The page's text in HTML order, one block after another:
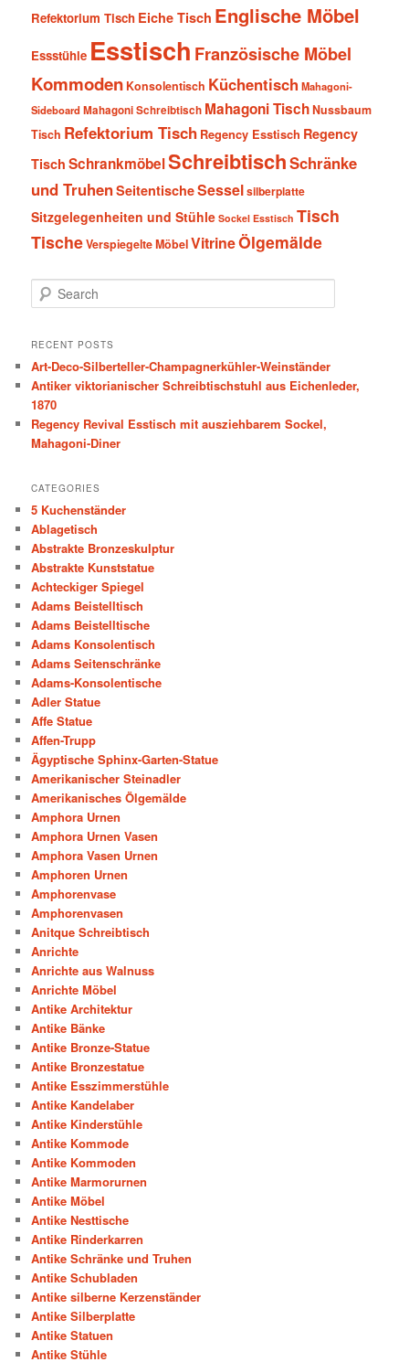
Refektorium Tisch Eiche Tisch Englische Möbel
Essstühle Esstisch Französische Möbel
Kommoden Konsolentisch Küchentisch Mahagoni-
SideboardMahagoni Schreibtisch Mahagoni TischNussbaum
Tisch Refektorium Tisch Regency Esstisch Regency
Tisch SchrankmöbelSchreibtischSchränke
und TruhenSeitentischeSesselsilberplatte
Sitzgelegenheiten und Stühle Sockel Esstisch Tisch
TischeVerspiegelte MöbelVitrineÖlgemälde
e
r
h
RECENT POSTS
Art-Deco-Silberteller-Champagnerkühler-Weinständer
Antiker viktorianischer Schreibtischstuhl aus Eichenleder,
1870
Regency Revival Esstisch mit ausziehbarem Sockel,
Mahagoni-Diner
CATEGORIES
5 Kuchenständer
Ablagetisch
Abstrakte Bronzeskulptur
Abstrakte Kunststatue
Achteckiger Spiegel
Adams Beistelltisch
Adams Beistelltische
Adams Konsolentisch
Adams Seitenschränke
Adams-Konsolentische
Adler Statue
Affe Statue
Affen-Trupp
Ägyptische Sphinx-Garten-Statue
Amerikanischer Steinadler
Amerikanisches Ölgemälde
Amphora Urnen
Amphora Urnen Vasen
Amphora Vasen Urnen
Amphoren Urnen
Amphorenvase
Amphorenvasen
Anitque Schreibtisch
Anrichte
Anrichte aus Walnuss
Anrichte Möbel
Antike Architektur
Antike Bänke
Antike Bronze-Statue
Antike Bronzestatue
Antike Esszimmerstühle
Antike Kandelaber
Antike Kinderstühle
Antike Kommode
Antike Kommoden
Antike Marmorurnen
Antike Möbel
Antike Nesttische
Antike Rinderkarren
Antike Schränke und Truhen
Antike Schubladen
Antike silberne Kerzenständer
Antike Silberplatte
Antike Statuen
Antike Stühle